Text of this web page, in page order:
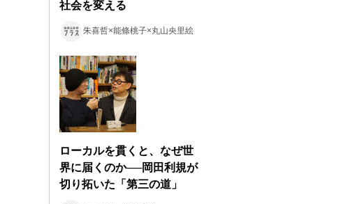
社会を変える
朱喜哲×能條桃子×丸山央里絵
ローカルを貫くと、なぜ世
界に届くのか──岡田利規が
切り拓いた「第三の道」